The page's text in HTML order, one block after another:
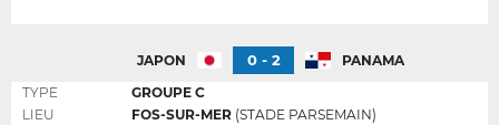
JAPON 0 - 2
PANAMA
TYPE
GROUPE C
LIEU
FOS-SUR-MER (STADE PARSEMAIN)